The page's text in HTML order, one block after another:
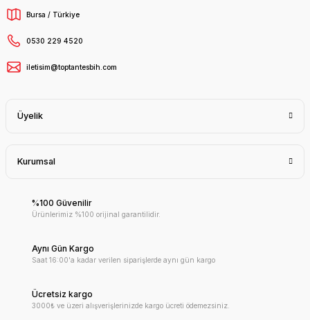
Bursa / Türkiye
0530 229 4520
iletisim@toptantesbih.com
Üyelik
Kurumsal
%100 Güvenilir
Ürünlerimiz %100 orijinal garantilidir.
Aynı Gün Kargo
Saat 16:00'a kadar verilen siparişlerde aynı gün kargo
Ücretsiz kargo
3000₺ ve üzeri alışverişlerinizde kargo ücreti ödemezsiniz.